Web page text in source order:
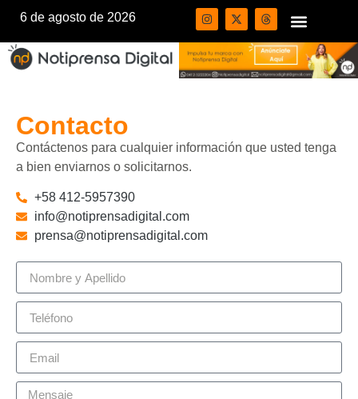
6 de agosto de 2026
Contacto
Contáctenos para cualquier información que usted tenga
a bien enviarnos o solicitarnos.
+58 412-5957390
info@notiprensadigital.com
prensa@notiprensadigital.com